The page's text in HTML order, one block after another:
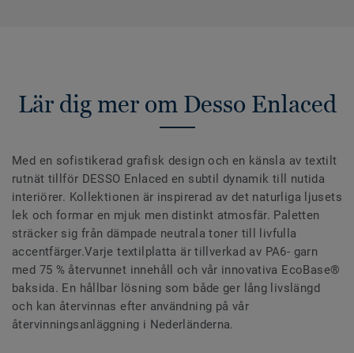
Lär dig mer om Desso Enlaced
Med en sofistikerad grafisk design och en känsla av textilt
rutnät tillför DESSO Enlaced en subtil dynamik till nutida
interiörer. Kollektionen är inspirerad av det naturliga ljusets
lek och formar en mjuk men distinkt atmosfär. Paletten
sträcker sig från dämpade neutrala toner till livfulla
accentfärger.Varje textilplatta är tillverkad av PA6- garn
med 75 % återvunnet innehåll och vår innovativa EcoBase®
baksida. En hållbar lösning som både ger lång livslängd
och kan återvinnas efter användning på vår
återvinningsanläggning i Nederländerna.